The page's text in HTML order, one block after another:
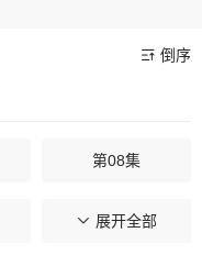
倒序
第08集
第05集
展开全部